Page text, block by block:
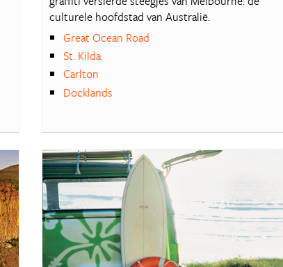
culturele hoofdstad van Australië.
Great Ocean Road
St. Kilda
Carlton
Docklands